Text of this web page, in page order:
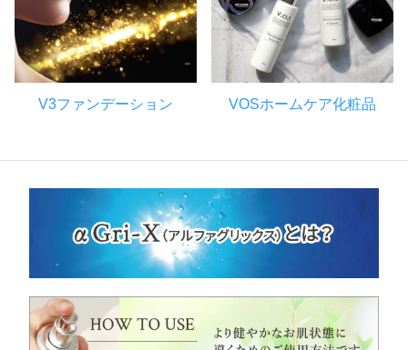
V3ファンデーション VOSホームケア化粧品